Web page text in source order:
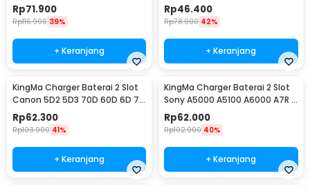
2550mAh - (Replika 1:1)
Rp71.900
Rp116.900 39%
+ Keranjang
1500mAh
Rp46.400
Rp78.900 42%
+ Keranjang
KingMa Charger Baterai 2 Slot
Canon 5D2 5D3 70D 60D 6D 7D
7D2 - LP-E6
Rp62.300
Rp103.900 41%
+ Keranjang
KingMa Charger Baterai 2 Slot
Sony A5000 A5100 A6000 A7R -
BM015-FW50
Rp62.000
Rp102.900 40%
+ Keranjang